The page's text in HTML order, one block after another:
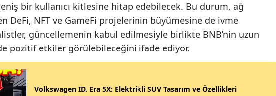
Şanlıurfa
Uşak
Van
Zonguldak
bir kullanıcı kitlesine hitap edebilecek. Bu durum, ağ
DeFi, NFT ve GameFi projelerinin büyümesine de ivme
güncellemenin kabul edilmesiyle birlikte BNB’nin uzun
pozitif etkiler görülebileceğini ifade ediyor.
Volkswagen ID. Era 5X: Elektrikli SUV Tasarım ve Özellikleri